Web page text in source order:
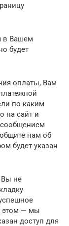
в Вашем
будет
оплаты, Вам
по каким
на сайт и
нам об
будет указан
Вы не
этом — мы
доступ для